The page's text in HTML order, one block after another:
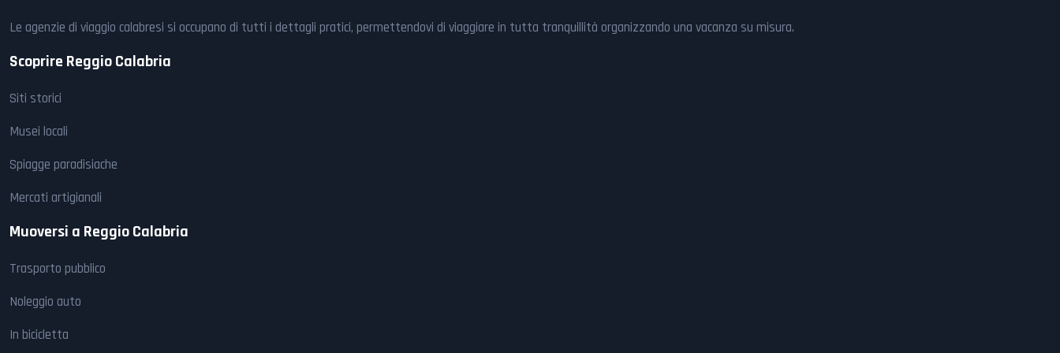
Le agenzie di viaggio calabresi si occupano di tutti i dettagli pratici, permettendovi di viaggiare in tutta tranquillità organizzando una vacanza su misura.
Scoprire Reggio Calabria
Siti storici
Musei locali
Spiagge paradisiache
Mercati artigianali
Muoversi a Reggio Calabria
Trasporto pubblico
Noleggio auto
In bicicletta